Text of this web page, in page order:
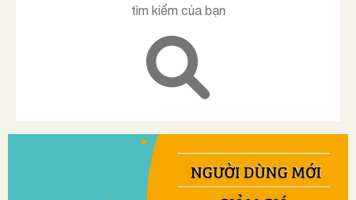
tìm kiếm của bạn